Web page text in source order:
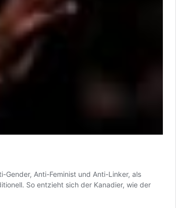
Anti-Feminist und Anti-Linker, als
So entzieht sich der Kanadier, wie der